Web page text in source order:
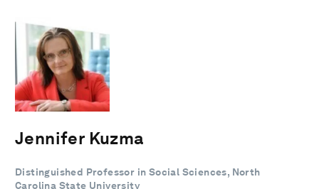
Jennifer Kuzma
Distinguished Professor in Social Sciences, North
Carolina State University